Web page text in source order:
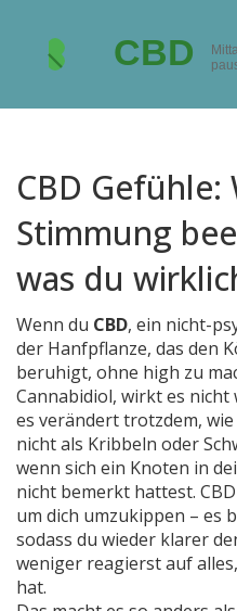
CBD Gefühle:
Stimmung
was du
Wenn du CBD, ein nicht-
der Hanfpflanze, das den
beruhigt, ohne high zu
Cannabidiol, wirkt es nicht
es verändert trotzdem,
nicht als Kribbeln oder
wenn sich ein Knoten in
nicht bemerkt hattest.
um dich umzukippen – es
sodass du wieder klarer
weniger reagierst auf
hat.